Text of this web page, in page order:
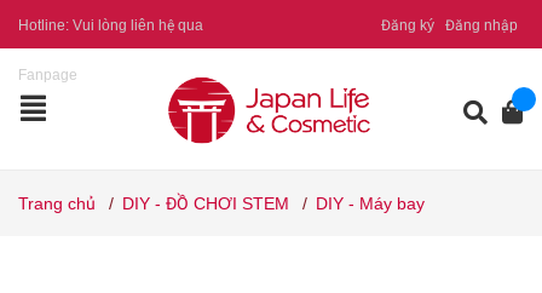
Hotline: Vui lòng liên hệ qua
Fanpage
Đăng ký Đăng nhập
Trang chủ / DIY - ĐỒ CHƠI STEM / DIY - Máy bay